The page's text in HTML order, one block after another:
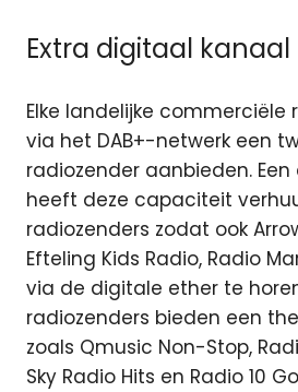
Extra digitaal kanaal
Elke landelijke commerciële
via het DAB+-netwerk een
radiozender aanbieden.
heeft deze capaciteit
radiozenders zodat ook
Efteling Kids Radio, Radio
via de digitale ether te
radiozenders bieden een
zoals Qmusic Non-Stop,
Sky Radio Hits en Radio 10